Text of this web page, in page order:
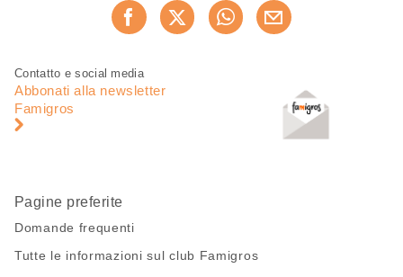
Consiglia ora
Piè
pagina
Navigazione
pagina
Contatto e social media
Abbonati alla newsletter
Famigros
Pagine preferite
Domande frequenti
Tutte le informazioni sul club Famigros